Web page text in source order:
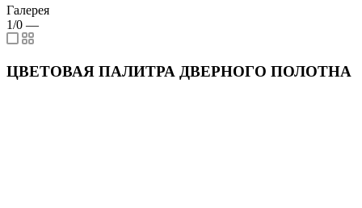
Галерея
1/0 —
ЦВЕТОВАЯ ПАЛИТРА ДВЕРНОГО ПОЛОТНА